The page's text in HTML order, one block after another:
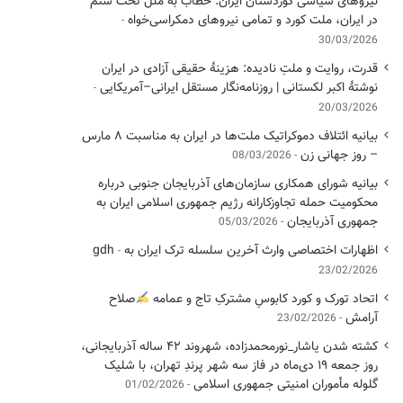
در ایران، ملت کورد و تمامی نیروهای دمکراسی‌خواه
30/03/2026
قدرت، روایت و ملتِ نادیده: هزینهٔ حقیقی آزادی در ایران
نوشتهٔ اکبر لکستانی | روزنامه‌نگار مستقل ایرانی–آمریکایی
20/03/2026
بیانیه ائتلاف دموکراتیک ملت‌ها در ایران به مناسبت ۸ مارس
– روز جهانی زن 08/03/2026
بیانیه شورای همکاری سازمان‌های آذربایجان جنوبی درباره
محکومیت حمله تجاوزکارانه رژیم جمهوری اسلامی ایران به
جمهوری آذربایجان 05/03/2026
اظهارات اختصاصی وارث آخرین سلسله ترک ایران به gdh
23/02/2026
اتحاد تورک و کورد کابوسِ مشترکِ تاج و عمامه
​صلاح
آرامش 23/02/2026
کشته شدن یاشار_نورمحمدزاده، شهروند ۴۲ ساله آذربایجانی،
روز جمعه ۱۹ دی‌ماه در فاز سه شهر پرندِ تهران، با شلیک
گلوله مأموران امنیتی جمهوری اسلامی 01/02/2026